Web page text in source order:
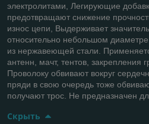
электролитами, Легирующие
предотвращают снижение
износ цепи, Выдерживает
относительно небольшом
из нержавеющей стали.
антенн, мачт, тентов, закрепления
Проволоку обвивают вокруг
пряди в свою очередь тоже
получают трос. Не предназначен
Скрыть